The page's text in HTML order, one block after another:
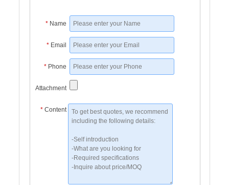
* Name
* Email
* Phone
Attachment
* Content